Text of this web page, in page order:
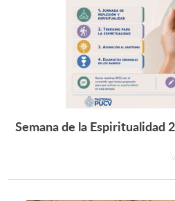
Semana de la Espiritualidad